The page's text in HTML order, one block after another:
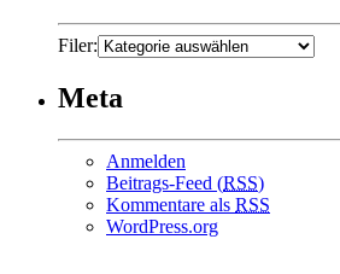
Filer:
Meta
Anmelden
Beitrags-Feed (RSS)
Kommentare als RSS
WordPress.org